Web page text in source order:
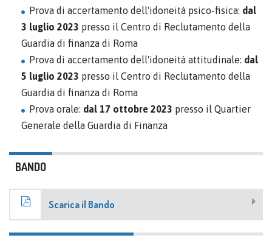
Prova di accertamento dell'idoneità psico-fisica: dal
3 luglio 2023 presso il Centro di Reclutamento della
Guardia di finanza di Roma
Prova di accertamento dell'idoneità attitudinale: dal
5 luglio 2023 presso il Centro di Reclutamento della
Guardia di finanza di Roma
Prova orale: dal 17 ottobre 2023 presso il Quartier
Generale della Guardia di Finanza
BANDO
Scarica il Bando